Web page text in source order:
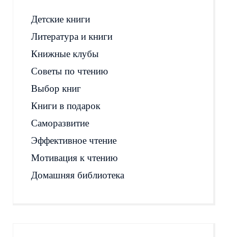
Детские книги
Литература и книги
Книжные клубы
Советы по чтению
Выбор книг
Книги в подарок
Саморазвитие
Эффективное чтение
Мотивация к чтению
Домашняя библиотека